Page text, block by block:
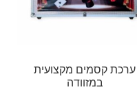
ערכת קסמים מקצועית
במזוודה